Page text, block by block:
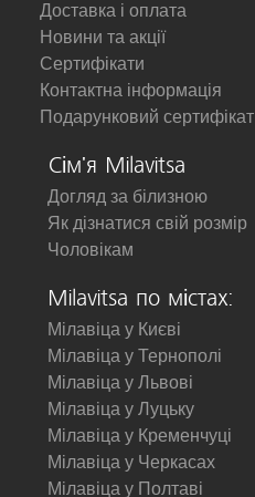
Доставка і оплата
Новини та акції
Сертифікати
Контактна інформація
Подарунковий сертифікат
Сім'я Milavitsa
Догляд за білизною
Як дізнатися свій розмір
Чоловікам
Milavitsa по містах:
Мілавіца у Києві
Мілавіца у Тернополі
Мілавіца у Львові
Мілавіца у Луцьку
Мілавіца у Кременчуці
Мілавіца у Черкасах
Мілавіца у Полтаві